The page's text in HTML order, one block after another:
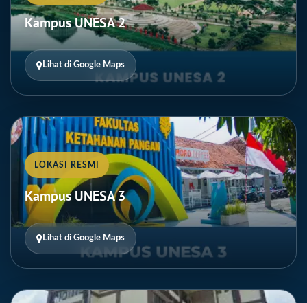
Kampus UNESA 2
Lihat di Google Maps
LOKASI RESMI
Kampus UNESA 3
Lihat di Google Maps